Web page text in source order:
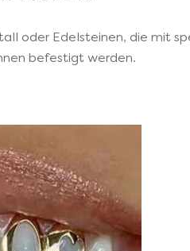
oder Edelsteinen, die mit
befestigt werden.